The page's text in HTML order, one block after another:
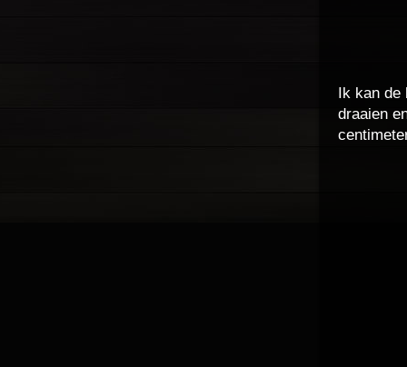
Ik kan de
draaien